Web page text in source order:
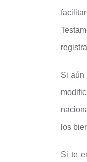
Si aún
los
Si te